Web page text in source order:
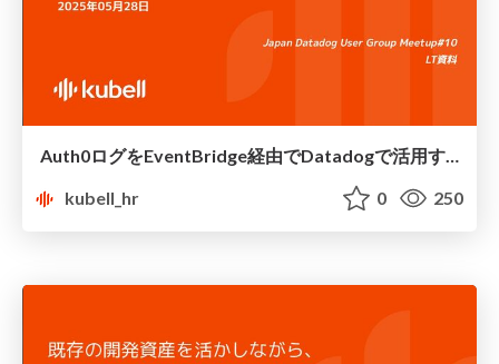
Auth0ログをEventBridge経由でDatadogで活用する
kubell_hr
0 250